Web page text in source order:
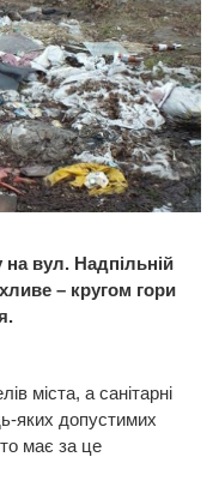
на вул. Надпільній
– кругом гори
міста, а санітарні
яких допустимих
має за це